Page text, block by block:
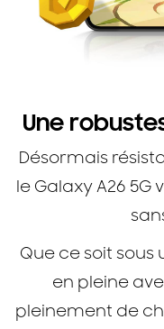
Une
Désormais
le Galaxy A26
Que ce soit sous
en pleine
pleinement de